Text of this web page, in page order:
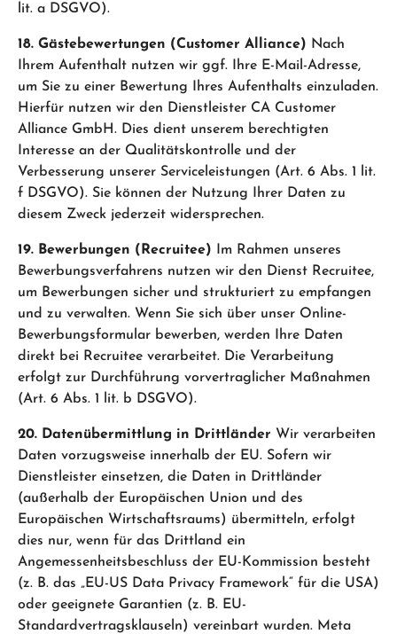
lit. a DSGVO).
18. Gästebewertungen (Customer Alliance) Nach
Ihrem Aufenthalt nutzen wir ggf. Ihre E-Mail-Adresse,
um Sie zu einer Bewertung Ihres Aufenthalts einzuladen.
Hierfür nutzen wir den Dienstleister CA Customer
Alliance GmbH. Dies dient unserem berechtigten
Interesse an der Qualitätskontrolle und der
Verbesserung unserer Serviceleistungen (Art. 6 Abs. 1 lit.
f DSGVO). Sie können der Nutzung Ihrer Daten zu
diesem Zweck jederzeit widersprechen.
19. Bewerbungen (Recruitee) Im Rahmen unseres
Bewerbungsverfahrens nutzen wir den Dienst Recruitee,
um Bewerbungen sicher und strukturiert zu empfangen
und zu verwalten. Wenn Sie sich über unser Online-
Bewerbungsformular bewerben, werden Ihre Daten
direkt bei Recruitee verarbeitet. Die Verarbeitung
erfolgt zur Durchführung vorvertraglicher Maßnahmen
(Art. 6 Abs. 1 lit. b DSGVO).
20. Datenübermittlung in Drittländer Wir verarbeiten
Daten vorzugsweise innerhalb der EU. Sofern wir
Dienstleister einsetzen, die Daten in Drittländer
(außerhalb der Europäischen Union und des
Europäischen Wirtschaftsraums) übermitteln, erfolgt
dies nur, wenn für das Drittland ein
Angemessenheitsbeschluss der EU-Kommission besteht
(z. B. das „EU-US Data Privacy Framework“ für die USA)
oder geeignete Garantien (z. B. EU-
Standardvertragsklauseln) vereinbart wurden. Meta